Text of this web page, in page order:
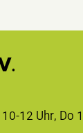
12 Uhr, Do